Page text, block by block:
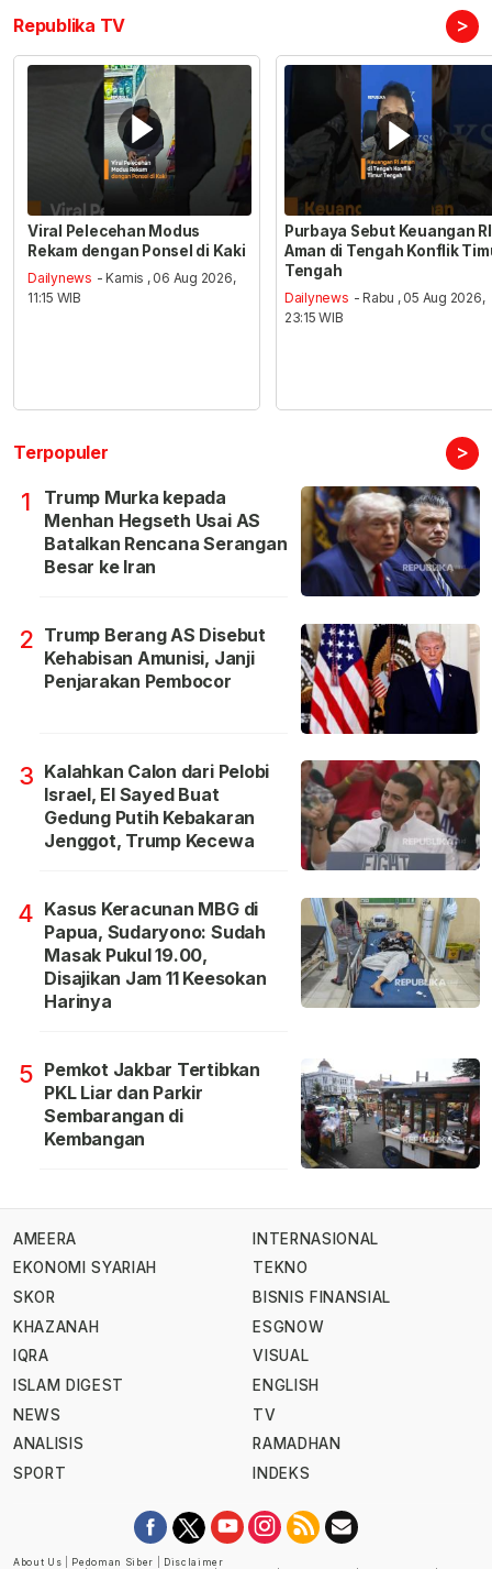
Republika TV >
Viral Pelecehan Modus
Rekam dengan Ponsel di Kaki
Dailynews - Kamis , 06 Aug 2026,
11:15 WIB
Purbaya Sebut Keuangan RI
Aman di Tengah Konflik
Tengah
Dailynews - Rabu , 05 Aug 2026,
23:15 WIB
Terpopuler >
1
Trump Murka kepada
Menhan Hegseth Usai AS
Batalkan Rencana Serangan
Besar ke Iran
2 Trump Berang AS Disebut
Kehabisan Amunisi, Janji
Penjarakan Pembocor
3 Kalahkan Calon dari Pelobi
Israel, El Sayed Buat
Gedung Putih Kebakaran
Jenggot, Trump Kecewa
4 Kasus Keracunan MBG di
Papua, Sudaryono: Sudah
Masak Pukul 19.00,
Disajikan Jam 11 Keesokan
Harinya
5 Pemkot Jakbar Tertibkan
PKL Liar dan Parkir
Sembarangan di
Kembangan
AMEERA
EKONOMI SYARIAH
SKOR
KHAZANAH
IQRA
ISLAM DIGEST
NEWS
ANALISIS
SPORT
INTERNASIONAL
TEKNO
BISNIS FINANSIAL
ESGNOW
VISUAL
ENGLISH
TV
RAMADHAN
INDEKS
About Us Pedoman Siber Disclaimer